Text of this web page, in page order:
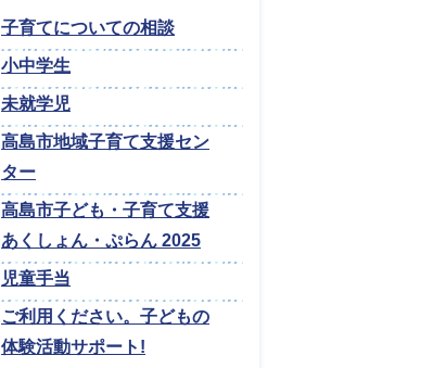
子育てについての相談
小中学生
未就学児
高島市地域子育て支援セン
ター
高島市子ども・子育て支援
あくしょん・ぷらん 2025
児童手当
ご利用ください。子どもの
体験活動サポート!